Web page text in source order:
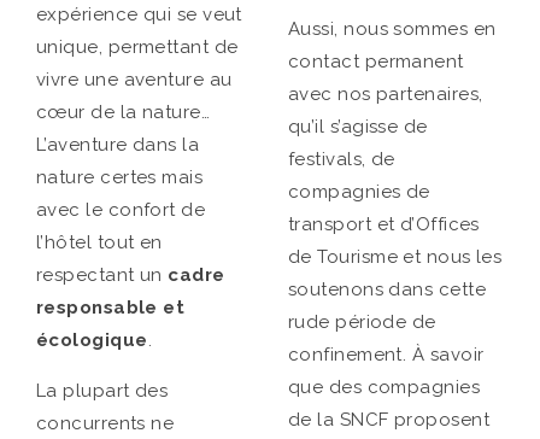
expérience qui se veut
unique, permettant de
vivre une aventure au
cœur de la nature…
L’aventure dans la
nature certes mais
avec le confort de
l’hôtel tout en
respectant un cadre
responsable et
écologique.
La plupart des
concurrents ne
Aussi, nous sommes en
contact permanent
avec nos partenaires,
qu’il s’agisse de
festivals, de
compagnies de
transport et d’Offices
de Tourisme et nous les
soutenons dans cette
rude période de
confinement. À savoir
que des compagnies
de la SNCF proposent